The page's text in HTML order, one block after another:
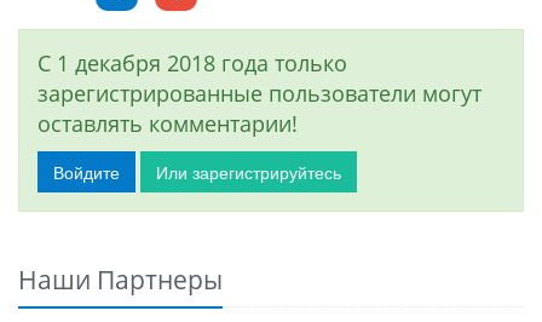
С 1 декабря 2018 года только
зарегистрированные пользователи могут
оставлять комментарии!
Войдите Или зарегистрируйтесь
Наши Партнеры